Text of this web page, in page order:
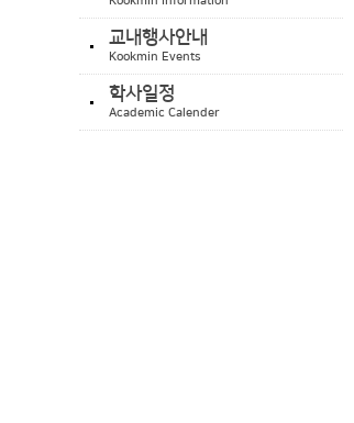
교내행사안내
Kookmin Events
학사일정
Academic Calender